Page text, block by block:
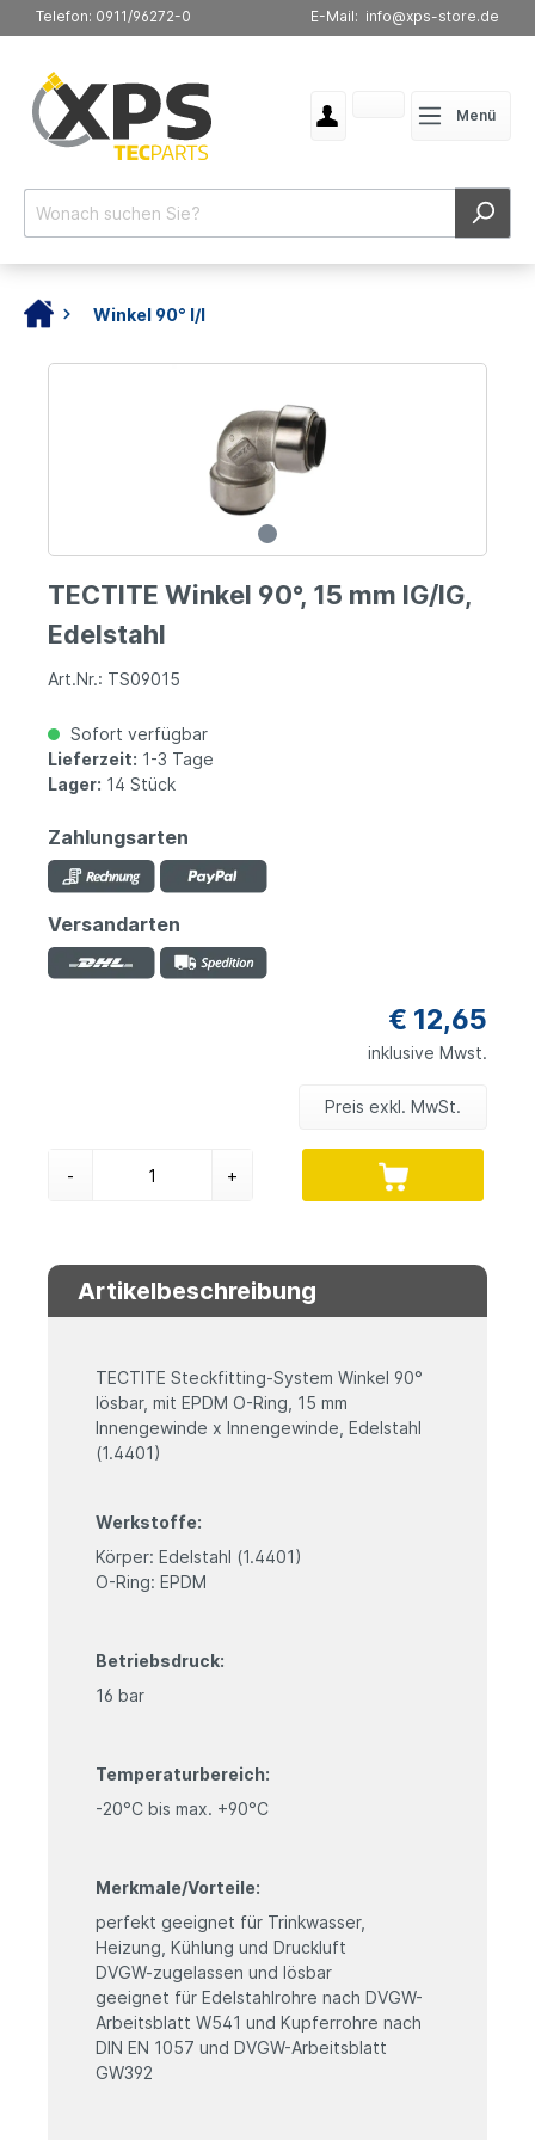
Telefon: 0911/96272-0 E-Mail: info@xps-store.de
Menü
Winkel 90° I/I
TECTITE Winkel 90°, 15 mm IG/IG,
Edelstahl
Art.Nr.: TS09015
Sofort verfügbar
Lieferzeit: 1-3 Tage
Lager: 14 Stück
Zahlungsarten
Versandarten
€ 12,65
inklusive Mwst.
Preis exkl. MwSt.
- +
Artikelbeschreibung
TECTITE Steckfitting-System Winkel 90°
lösbar, mit EPDM O-Ring, 15 mm
Innengewinde x Innengewinde, Edelstahl
(1.4401)
Werkstoffe:
Körper: Edelstahl (1.4401)
O-Ring: EPDM
Betriebsdruck:
16 bar
Temperaturbereich:
-20°C bis max. +90°C
Merkmale/Vorteile:
perfekt geeignet für Trinkwasser,
Heizung, Kühlung und Druckluft
DVGW-zugelassen und lösbar
geeignet für Edelstahlrohre nach DVGW-
Arbeitsblatt W541 und Kupferrohre nach
DIN EN 1057 und DVGW-Arbeitsblatt
GW392